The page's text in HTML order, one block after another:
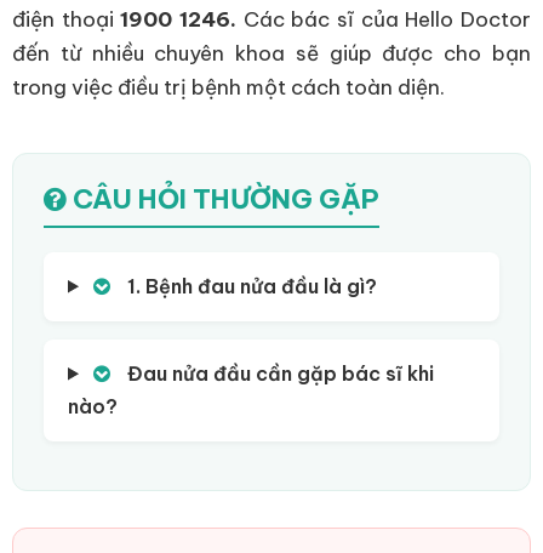
điện thoại1900 1246. Các bác sĩ của Hello Doctor
đến từ nhiều chuyên khoa sẽ giúp được cho bạn
trong việc điều trị bệnh một cách toàn diện.
CÂU HỎI THƯỜNG GẶP
1. Bệnh đau nửa đầu là gì?
Đau nửa đầu cần gặp bác sĩ khi
nào?